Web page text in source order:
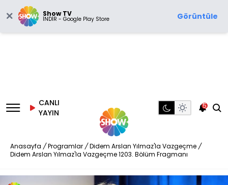
Show TV
İNDİR - Google Play Store Görüntüle
CANLI
YAYIN
5
Anasayfa / Programlar / Didem Arslan Yılmaz'la Vazgeçme /
Didem Arslan Yılmaz'la Vazgeçme 1203. Bölüm Fragmanı